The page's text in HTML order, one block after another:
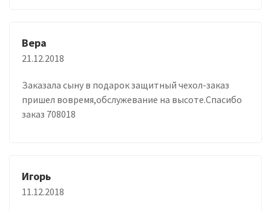
Вера
21.12.2018
Заказала сыну в подарок защитный чехол-заказ
пришел вовремя,обслужевание на высоте.Спасибо
заказ 708018
Игорь
11.12.2018